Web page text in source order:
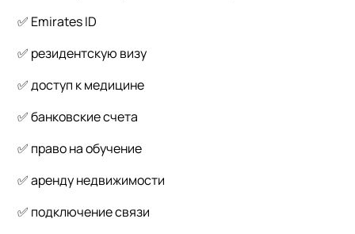
✅ Emirates ID
✅ резидентскую визу
✅ доступ к медицине
✅ банковские счета
✅ право на обучение
✅ аренду недвижимости
✅ подключение связи